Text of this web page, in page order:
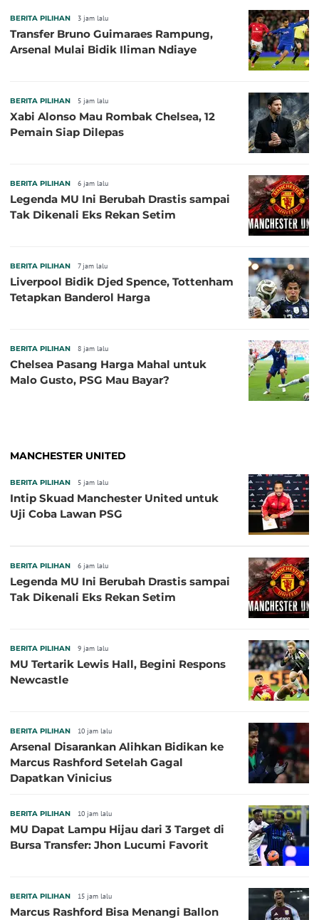
BERITA PILIHAN 3 jam lalu
Transfer Bruno Guimaraes Rampung,
Arsenal Mulai Bidik Iliman Ndiaye
BERITA PILIHAN 5 jam lalu
Xabi Alonso Mau Rombak Chelsea, 12
Pemain Siap Dilepas
BERITA PILIHAN 6 jam lalu
Legenda MU Ini Berubah Drastis sampai
Tak Dikenali Eks Rekan Setim
BERITA PILIHAN 7 jam lalu
Liverpool Bidik Djed Spence, Tottenham
Tetapkan Banderol Harga
BERITA PILIHAN 8 jam lalu
Chelsea Pasang Harga Mahal untuk
Malo Gusto, PSG Mau Bayar?
MANCHESTER UNITED
BERITA PILIHAN 5 jam lalu
Intip Skuad Manchester United untuk
Uji Coba Lawan PSG
BERITA PILIHAN 6 jam lalu
Legenda MU Ini Berubah Drastis sampai
Tak Dikenali Eks Rekan Setim
BERITA PILIHAN 9 jam lalu
MU Tertarik Lewis Hall, Begini Respons
Newcastle
BERITA PILIHAN 10 jam lalu
Arsenal Disarankan Alihkan Bidikan ke
Marcus Rashford Setelah Gagal
Dapatkan Vinicius
BERITA PILIHAN 10 jam lalu
MU Dapat Lampu Hijau dari 3 Target di
Bursa Transfer: Jhon Lucumi Favorit
BERITA PILIHAN 15 jam lalu
Marcus Rashford Bisa Menangi Ballon